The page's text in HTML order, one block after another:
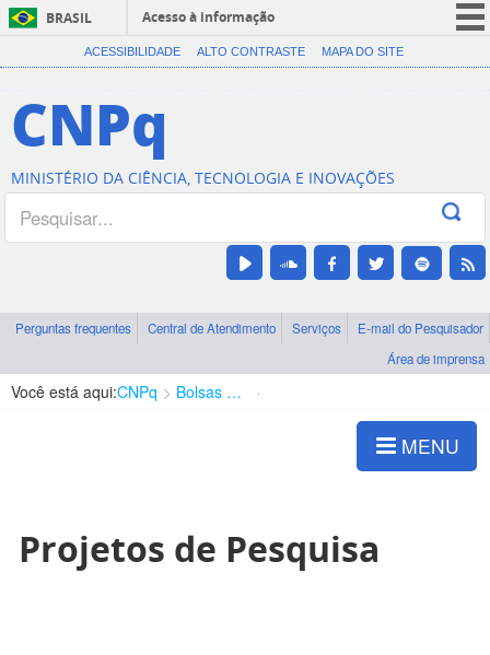
BRASIL
Acesso à informação
CORONAVÍRUS (COVID-19)
Canais
ACESSIBILIDADE ALTO CONTRASTE MAPA DO SITE
CNPq
MINISTÉRIO DA CIÊNCIA, TECNOLOGIA E INOVAÇÕES
Perguntas frequentes Central de Atendimento Serviços
E-mail do Pesquisador
Área de imprensa
Você está aqui:CNPq Bolsas e Auxílios Vigentes
MENU
Projetos de Pesquisa